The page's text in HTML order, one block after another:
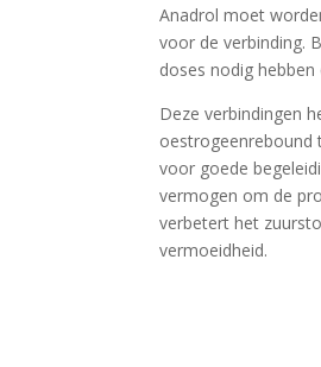
Anadrol moet
voor de verbinding.
doses nodig
Deze verbindingen
oestrogeenrebound
voor goede
vermogen om de
verbetert het
vermoeidheid.